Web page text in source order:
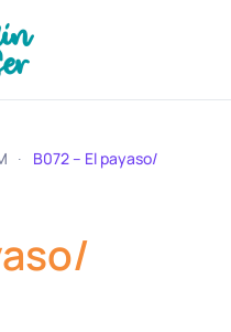
B072 – El payaso/